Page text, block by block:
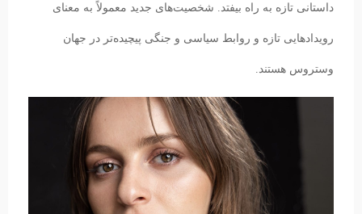
داستانی تازه به راه بیفتد. شخصیت‌های جدید معمولاً به معنای
رویدادهایی تازه و روابط سیاسی و جنگی پیچیده‌تر در جهان
وستروس هستند.